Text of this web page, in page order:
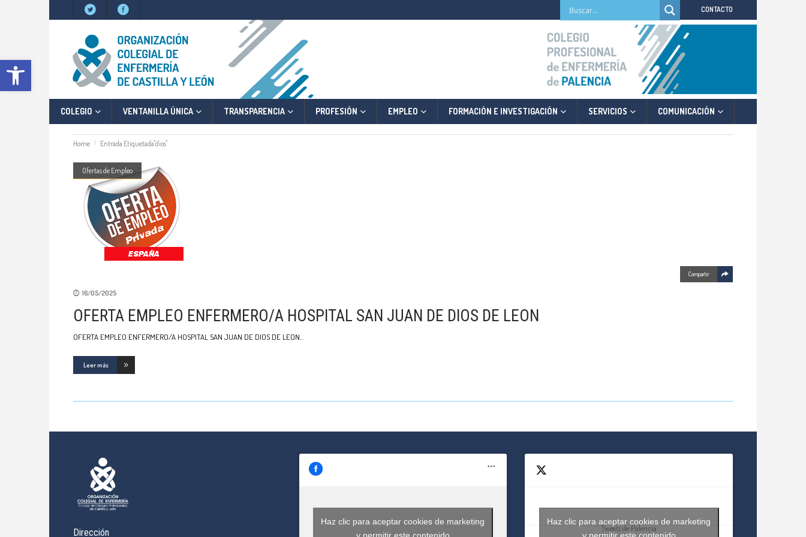
Abrir barra de herramientas
CONTACTO
COLEGIO VENTANILLA ÚNICA TRANSPARENCIA PROFESIÓN EMPLEO FORMACIÓN E INVESTIGACIÓN SERVICIOS COMUNICACIÓN
Home Entrada Etiquetada"dios"
Ofertas de Empleo
Compartir
16/05/2025
OFERTA EMPLEO ENFERMERO/A HOSPITAL SAN JUAN DE DIOS DE LEON
OFERTA EMPLEO ENFERMERO/A HOSPITAL SAN JUAN DE DIOS DE LEON
Leer más
Dirección
Haz clic para aceptar cookies de marketing
Tweets de Palencia
Haz clic para aceptar cookies de marketing